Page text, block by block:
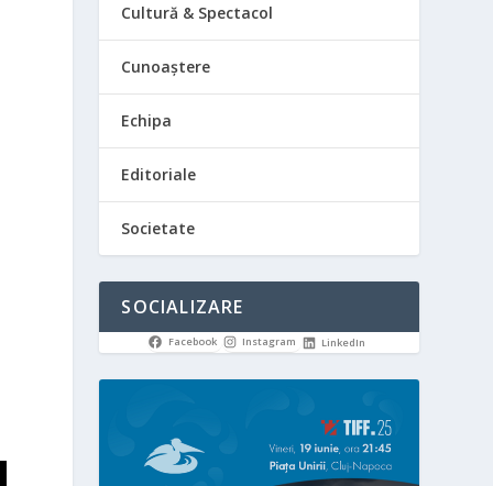
Cultură & Spectacol
Cunoaștere
Echipa
Editoriale
Societate
SOCIALIZARE
Facebook Instagram LinkedIn